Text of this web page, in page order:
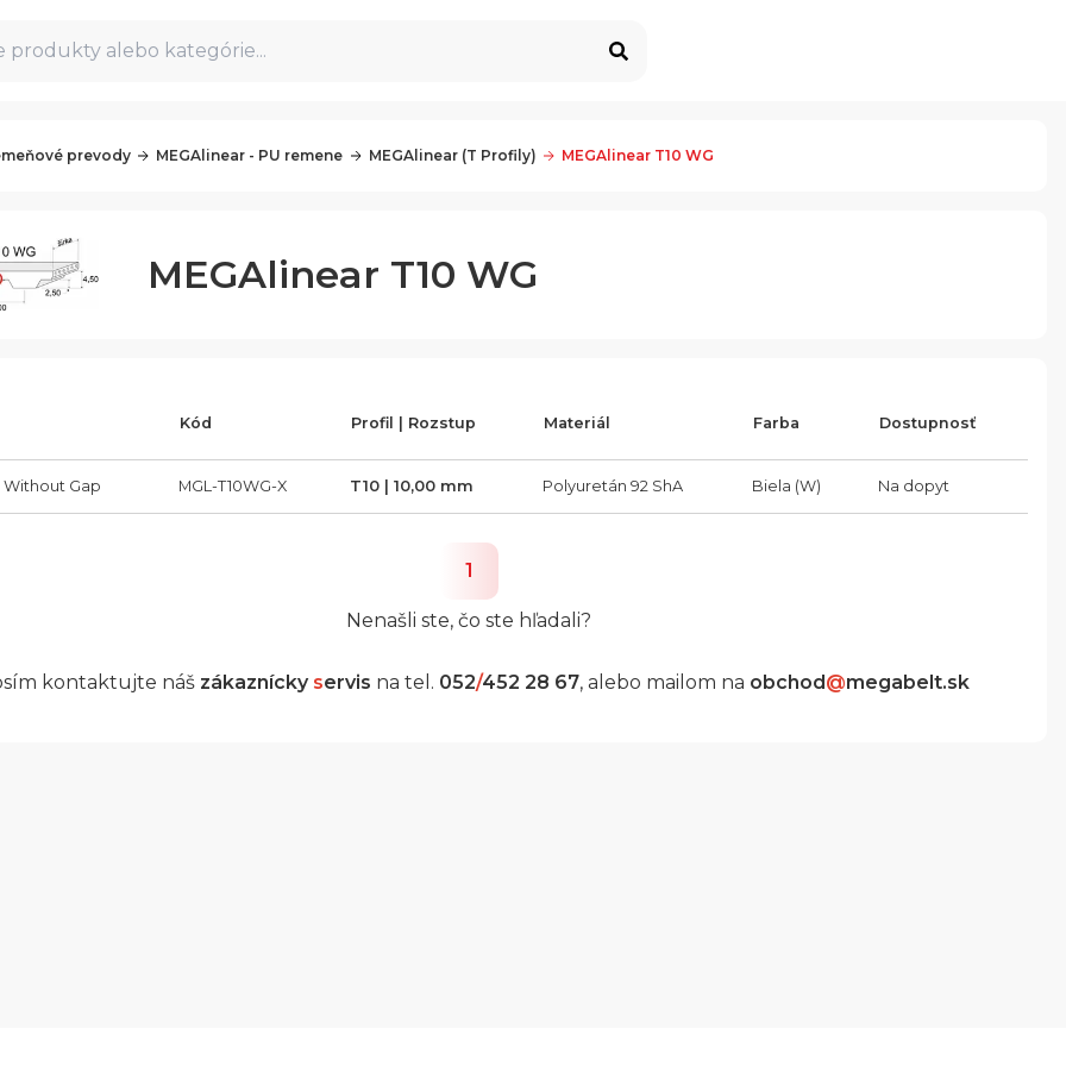
produkty alebo kategórie...
prevody MEGAlinear - PU remene MEGAlinear (T Profily) MEGAlinear T10 WG
MEGAlinear T10 WG
Kód Profil | Rozstup Materiál Farba Dostupnosť
Without Gap MGL-T10WG-X T10 | 10,00 mm Polyuretán 92 ShA Biela (W) Na dopyt
1
Nenašli ste, čo ste hľadali?
kontaktujte náš zákaznícky servis na tel. 052/452 28 67, alebo mailom na obchod@megabelt.sk